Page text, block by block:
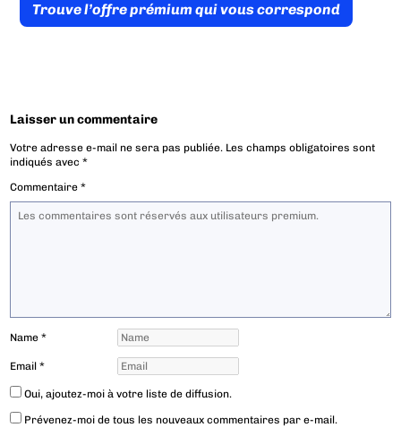
Trouve l’offre prémium qui vous correspond
Laisser un commentaire
Votre adresse e-mail ne sera pas publiée. Les champs obligatoires sont
indiqués avec*
Commentaire*
Name*
Email*
Oui, ajoutez-moi à votre liste de diffusion.
Prévenez-moi de tous les nouveaux commentaires par e-mail.